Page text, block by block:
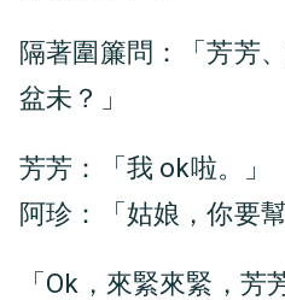
隔著圍簾問：「芳芳
盆未？」
芳芳：「我 ok啦。」
阿珍：「姑娘，你要幫
「Ok，來緊來緊，芳